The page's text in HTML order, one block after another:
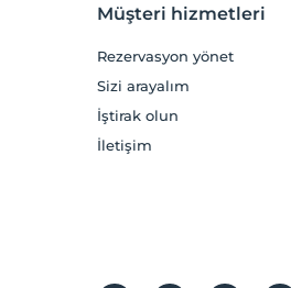
Müşteri hizmetleri
Rezervasyon yönet
Sizi arayalım
İştirak olun
İletişim